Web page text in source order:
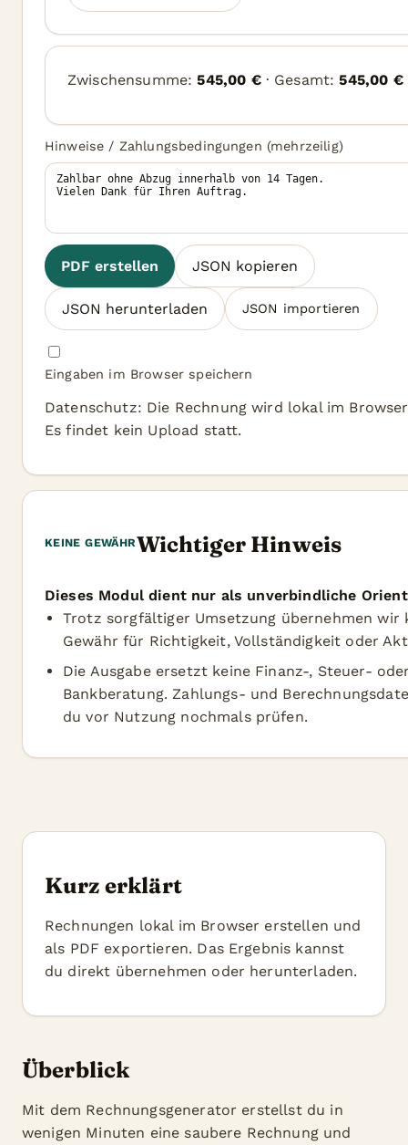
Zwischensumme:545,00 € · Gesamt:545,00 €
Hinweise / Zahlungsbedingungen (mehrzeilig)
PDF erstellen JSON kopieren
JSON herunterladen JSON importieren
Eingaben im Browser speichern
Datenschutz: Die Rechnung wird lokal im
Es findet kein Upload statt.
KEINE GEWÄHRWichtiger Hinweis
Dieses Modul dient nur als unverbindliche
Trotz sorgfältiger Umsetzung übernehmen wir
Gewähr für Richtigkeit, Vollständigkeit oder
Die Ausgabe ersetzt keine Finanz-, Steuer-
Bankberatung. Zahlungs- und
du vor Nutzung nochmals prüfen.
Kurz erklärt
Rechnungen lokal im Browser erstellen und
als PDF exportieren. Das Ergebnis kannst
du direkt übernehmen oder herunterladen.
Überblick
Mit dem Rechnungsgenerator erstellst du in
wenigen Minuten eine saubere Rechnung und